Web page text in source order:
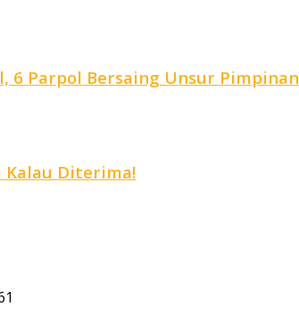
6 Parpol Bersaing Unsur Pimpinan
Kalau Diterima!